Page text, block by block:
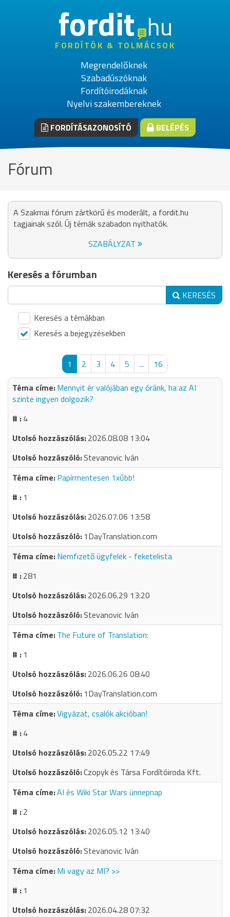
fordithu
FORDÍTÓK & TOLMÁCSOK
Megrendelőknek
Szabadúszóknak
Fordítóirodáknak
Nyelvi szakembereknek
FORDÍTÁSAZONOSÍTÓ BELÉPÉS
Fórum
A Szakmai fórum zártkörű és moderált, a fordit.hu
tagjainak szól. Új témák szabadon nyithatók.
SZABÁLYZAT
Keresés a fórumban
KERESÉS
Keresés a témákban
Keresés a bejegyzésekben
1 2 3 4 5 ...
16
Mennyit ér valójában egy óránk, ha az AI
szinte ingyen dolgozik?
4
2026.08.08 13:04
Stevanovic Iván
Papírmentesen 1xűbb!
1
2026.07.06 13:58
1DayTranslation.com
Nemfizető ügyfelek - feketelista
281
2026.06.29 13:20
Stevanovic Iván
The Future of Translation:
1
2026.06.26 08:40
1DayTranslation.com
Vigyázat, csalók akcióban!
4
2026.05.22 17:49
Czopyk és Társa Fordítóiroda Kft.
AI és Wiki Star Wars ünnepnap
2
2026.05.12 13:40
Stevanovic Iván
Mi vagy az MI? >>
1
2026.04.28 07:32